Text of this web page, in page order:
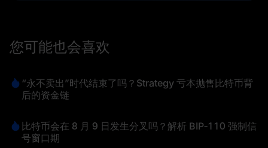
您可能也会喜欢
“永不卖出”时代结束了吗？Strategy 亏本抛售比特币背
后的资金链
比特币会在 8 月 9 日发生分叉吗？解析 BIP‑110 强制信
号窗口期